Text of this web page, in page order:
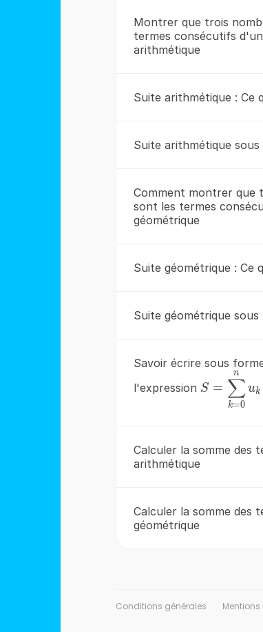
Montrer que trois
termes consécutifs
arithmétique
Suite arithmétique : Ce
Suite arithmétique
Comment montrer que
sont les termes
géométrique
Suite géométrique : Ce
Suite géométrique
Savoir écrire sous
l'expression S =
k=0
∑
n
uk
Calculer la somme des
arithmétique
Calculer la somme des
géométrique
Conditions générales